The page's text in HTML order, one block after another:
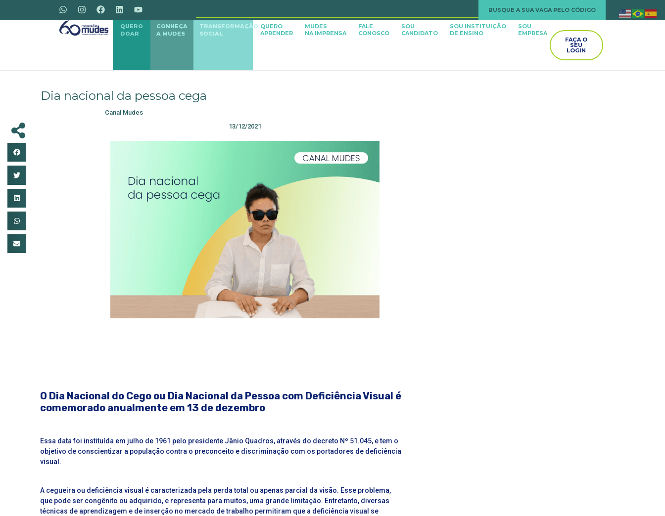
BUSQUE A SUA VAGA PELO CÓDIGO
QUERO
DOAR
CONHEÇA
A MUDES
TRANSFORMAÇÃO
SOCIAL
QUERO
APRENDER
MUDES
NA IMPRENSA
FALE
CONOSCO
SOU
CANDIDATO
SOU INSTITUIÇÃO
DE ENSINO
SOU
EMPRESA
FAÇA O
SEU
LOGIN
Dia nacional da pessoa cega
Canal Mudes
13/12/2021
O Dia Nacional do Cego ou Dia Nacional da Pessoa com Deficiência Visual é
comemorado anualmente em 13 de dezembro
Essa data foi instituída em julho de 1961 pelo presidente Jânio Quadros, através do decreto Nº 51.045, etem o
objetivo de conscientizar a população contra o preconceito e discriminação com os portadores de deficiência
visual.
A cegueira ou deficiência visual é caracterizada pela perda total ou apenas parcial da visão. Esse problema,
que pode ser congênito ou adquirido, e representa para muitos, uma grande limitação. Entretanto, diversas
técnicas de aprendizagem e de inserção no mercado de trabalho permitiram que a deficiência visual se